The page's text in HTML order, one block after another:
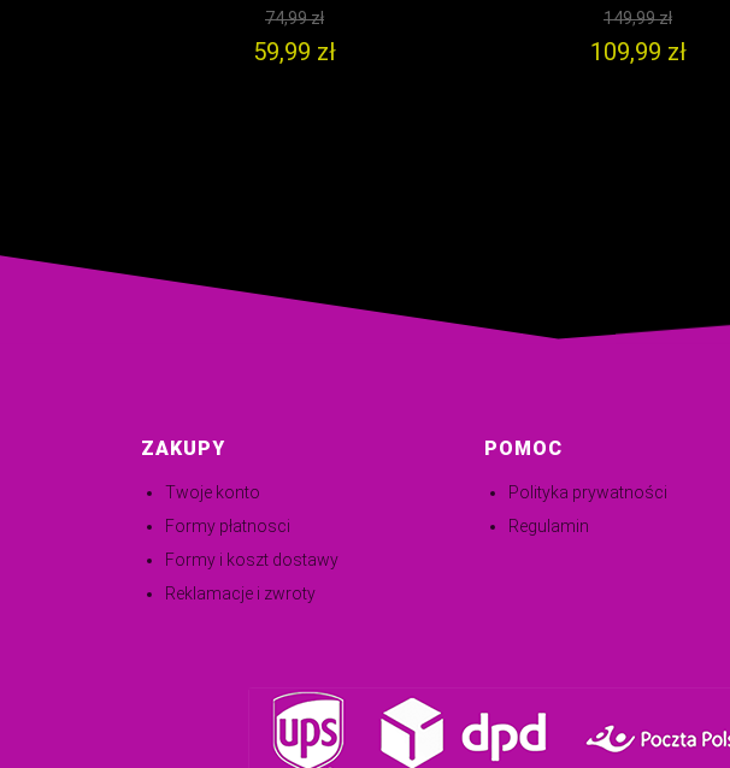
74,99zł
Pierwotna
59,99 zł
149,99zł
Pierwotna
109,99 zł
ZAKUPY
Twoje konto
Formy płatnosci
Formy i koszt dostawy
Reklamacje i zwroty
POMOC
Polityka prywatności
Regulamin